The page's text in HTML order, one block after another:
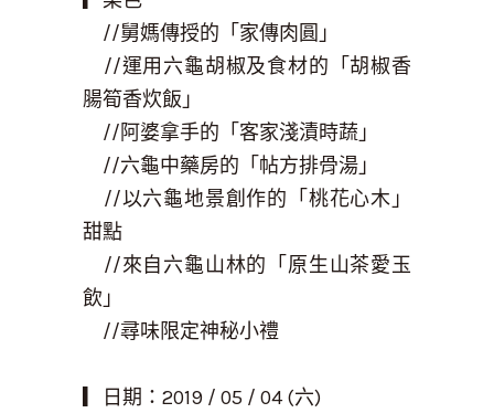
//舅媽傳授的「家傳肉圓」
//運用六龜胡椒及食材的「胡椒香
腸筍香炊飯」
//阿婆拿手的「客家淺漬時蔬」
//六龜中藥房的「帖方排骨湯」
//以六龜地景創作的「桃花心木」
甜點
//來自六龜山林的「原生山茶愛玉
飲」
//尋味限定神秘小禮
日期：2019 / 05 / 04 (六)